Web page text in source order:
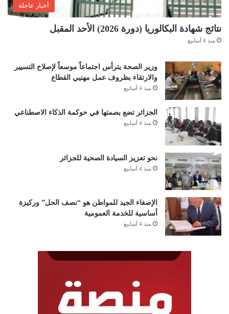
أخبار عاجلة
نتائج شهادة البكالوريا (دورة 2026) الأحد المقبل
منذ 4 أسابيع
وزير الصحة يترأس اجتماعاً موسعاً لإصلاح التسيير
والارتقاء بظروف عمل مهنيي القطاع
منذ 4 أسابيع
الجزائر تضع بصمتها في حوكمة الذكاء الاصطناعي
منذ 4 أسابيع
نحو تعزيز السيادة الصحية للجزائر
منذ 4 أسابيع
الإصغاء الجيد للمواطن هو “نصف الحل” وركيزة
أساسية للخدمة العمومية
منذ 4 أسابيع